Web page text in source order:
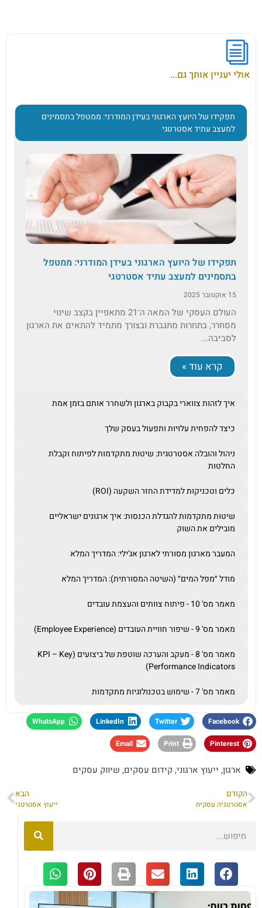
אולי יעניין אותך גם...
תפקידו של היועץ הארגוני בעידן המודרני: ממטפל בתסמינים
למעצב עתיד אסטרטגי
תפקידו של היועץ הארגוני בעידן המודרני: ממטפל
בתסמינים למעצב עתיד אסטרטגי
15 אוקטובר 2025
העולם העסקי של המאה ה־21 מתאפיין בקצב שינוי
מסחרר, בתחרות מתגברת ובצורך מתמיד להתאים את הארגון
לסביבה...
קרא עוד »
איך לזהות צווארי בקבוק בארגון ולשחרר אותם בזמן אמת
כיצד להפחית עלויות ותפעול בעסק שלך
ניהול והובלה אסטרטגית: שיטות מתקדמות לפיתוח וקבלת
החלטות
כלים וטכניקות למדידת החזר השקעה (ROI)
שיטות מתקדמות להגדלת הכנסות: איך ארגונים ישראליים
מובילים את השוק
המעבר מארגון מסורתי לארגון אג'ילי: המדריך המלא
מודל ״מפל המים״ (השיטה המסורתית): המדריך המלא
מאמר מס' 10 - פיתוח צוותים והעצמת עובדים
מאמר מס' 9 - שיפור חוויית העובדים (Employee Experience)
מאמר מס' 8 - מעקב והערכה שוטפת של ביצועים (KPI – Key
Performance Indicators)
מאמר מס' 7 - שימוש בטכנולוגיות מתקדמות
Facebook
Twitter
LinkedIn
WhatsApp
Pinterest
Print
Email
ארגון, ייעוץ ארגוני, קידום עסקים, שיווק עסקים
הקודם
אסטרטגיה עסקית
הבא
ייעוץ אסטרטגי